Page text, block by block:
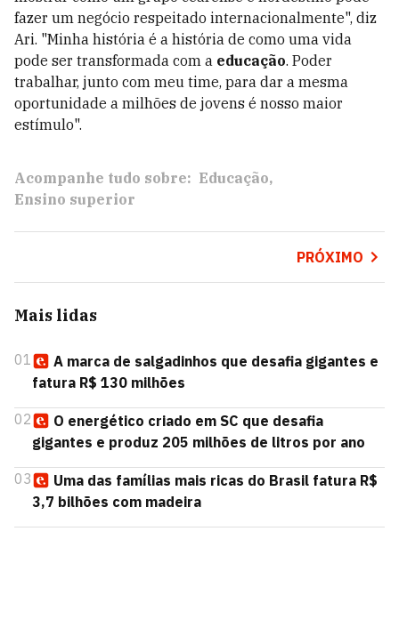
fazer um negócio respeitado internacionalmente", diz
Ari. "Minha história é a história de como uma vida
pode ser transformada com a educação. Poder
trabalhar, junto com meu time, para dar a mesma
oportunidade a milhões de jovens é nosso maior
estímulo".
Acompanhe tudo sobre: Educação
Ensino superior
PRÓXIMO
Mais lidas
01
A marca de salgadinhos que desafia gigantes e
fatura R$ 130 milhões
02
O energético criado em SC que desafia
gigantes e produz 205 milhões de litros por ano
03
Uma das famílias mais ricas do Brasil fatura R$
3,7 bilhões com madeira